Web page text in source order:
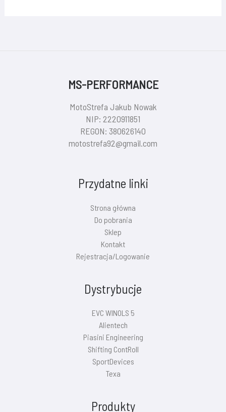
MS-PERFORMANCE
MotoStrefa Jakub Nowak
NIP: 2220911851
REGON: 380626140
motostrefa92@gmail.com
Przydatne linki
Strona główna
Do pobrania
Sklep
Kontakt
Rejestracja/Logowanie
Dystrybucje
EVC WINOLS 5
Alientech
Piasini Engineering
Shifting ContRoll
SportDevices
Texa
Produkty